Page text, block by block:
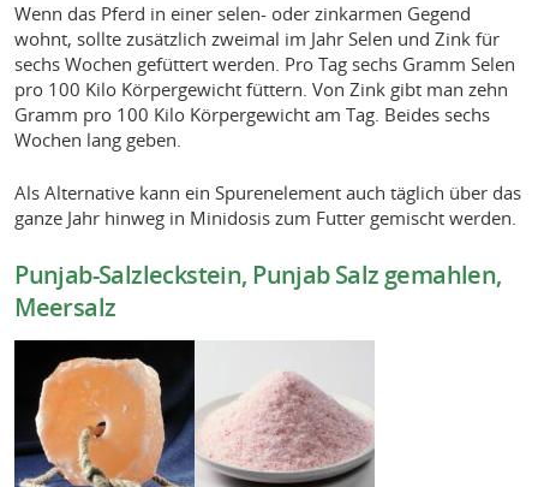
Wenn das Pferd in einer selen- oder zinkarmen Gegend
wohnt, sollte zusätzlich zweimal im Jahr Selen und Zink für
sechs Wochen gefüttert werden. Pro Tag sechs Gramm Selen
pro 100 Kilo Körpergewicht füttern. Von Zink gibt man zehn
Gramm pro 100 Kilo Körpergewicht am Tag. Beides sechs
Wochen lang geben.
Als Alternative kann ein Spurenelement auch täglich über das
ganze Jahr hinweg in Minidosis zum Futter gemischt werden.
Punjab-Salzleckstein, Punjab Salz gemahlen,
Meersalz